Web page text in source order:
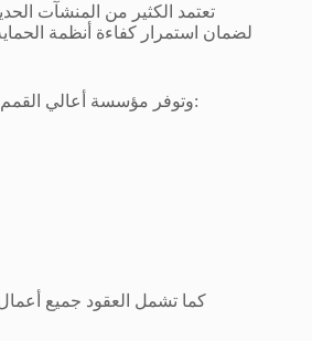
تعتمد الكثير من المنشآت
لضمان استمرار كفاءة أنظمة
وتوفر مؤسسة أعالي القمم خطط صيانة مرنة تناسب:
كما تشمل العقود جميع